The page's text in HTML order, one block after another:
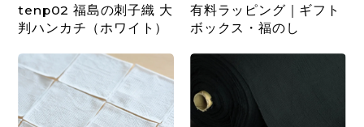
tenp02 福島の刺子織 大
判ハンカチ（ホワイト）
有料ラッピング｜ギフト
ボックス・福のし